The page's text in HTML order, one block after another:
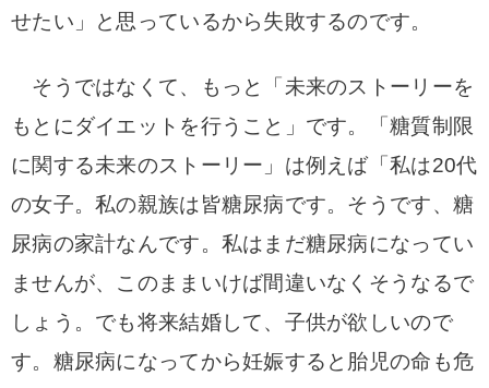
せたい」と思っているから失敗するのです。
そうではなくて、もっと「未来のストーリーを
もとにダイエットを行うこと」です。「糖質制限
に関する未来のストーリー」は例えば「私は20代
の女子。私の親族は皆糖尿病です。そうです、糖
尿病の家計なんです。私はまだ糖尿病になってい
ませんが、このままいけば間違いなくそうなるで
しょう。でも将来結婚して、子供が欲しいので
す。糖尿病になってから妊娠すると胎児の命も危